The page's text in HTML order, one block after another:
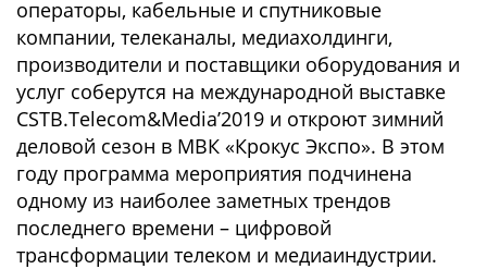
операторы, кабельные и спутниковые
компании, телеканалы, медиахолдинги,
производители и поставщики оборудования и
услуг соберутся на международной выставке
CSTB.Telecom&Media’2019 и откроют зимний
деловой сезон в МВК «Крокус Экспо». В этом
году программа мероприятия подчинена
одному из наиболее заметных трендов
последнего времени – цифровой
трансформации телеком и медиаиндустрии.